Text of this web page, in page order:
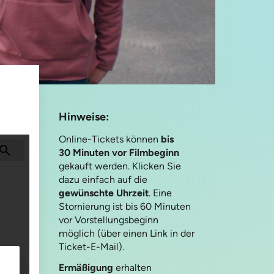
Hinweise:
Online-Tickets können bis
30 Minuten vor Filmbeginn
gekauft werden. Klicken Sie
dazu einfach auf die
gewünschte Uhrzeit. Eine
Stornierung ist bis 60 Minuten
vor Vorstellungsbeginn
möglich (über einen Link in der
Ticket-E-Mail).
Ermäßigung erhalten